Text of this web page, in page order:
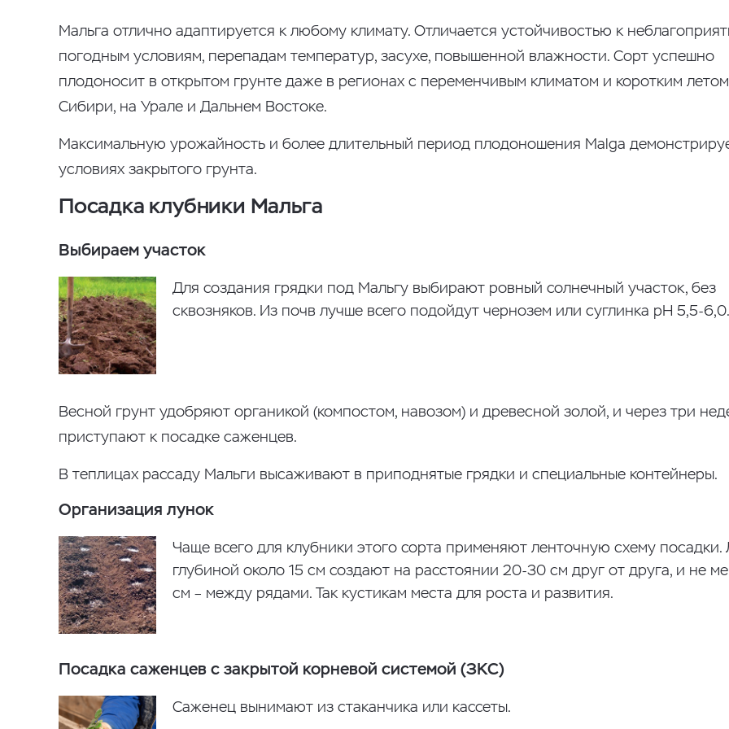
Мальга отлично адаптируется к любому климату. Отличается устойчивостью к
погодным условиям, перепадам температур, засухе, повышенной влажности. Сорт успешно
плодоносит в открытом грунте даже в регионах с переменчивым климатом и коротким
Сибири, на Урале и Дальнем Востоке.
Максимальную урожайность и более длительный период плодоношения Malga
условиях закрытого грунта.
Посадка клубники Мальга
Выбираем участок
Для создания грядки под Мальгу выбирают ровный солнечный участок, без
сквозняков. Из почв лучше всего подойдут чернозем или суглинка pH 5,5-6,0.
Весной грунт удобряют органикой (компостом, навозом) и древесной золой, и через три
приступают к посадке саженцев.
В теплицах рассаду Мальги высаживают в приподнятые грядки и специальные контейнеры.
Организация лунок
Чаще всего для клубники этого сорта применяют ленточную схему посадки.
глубиной около 15 см создают на расстоянии 20-30 см друг от друга, и не
см – между рядами. Так кустикам места для роста и развития.
Посадка саженцев c закрытой корневой системой (ЗКС)
Саженец вынимают из стаканчика или кассеты.